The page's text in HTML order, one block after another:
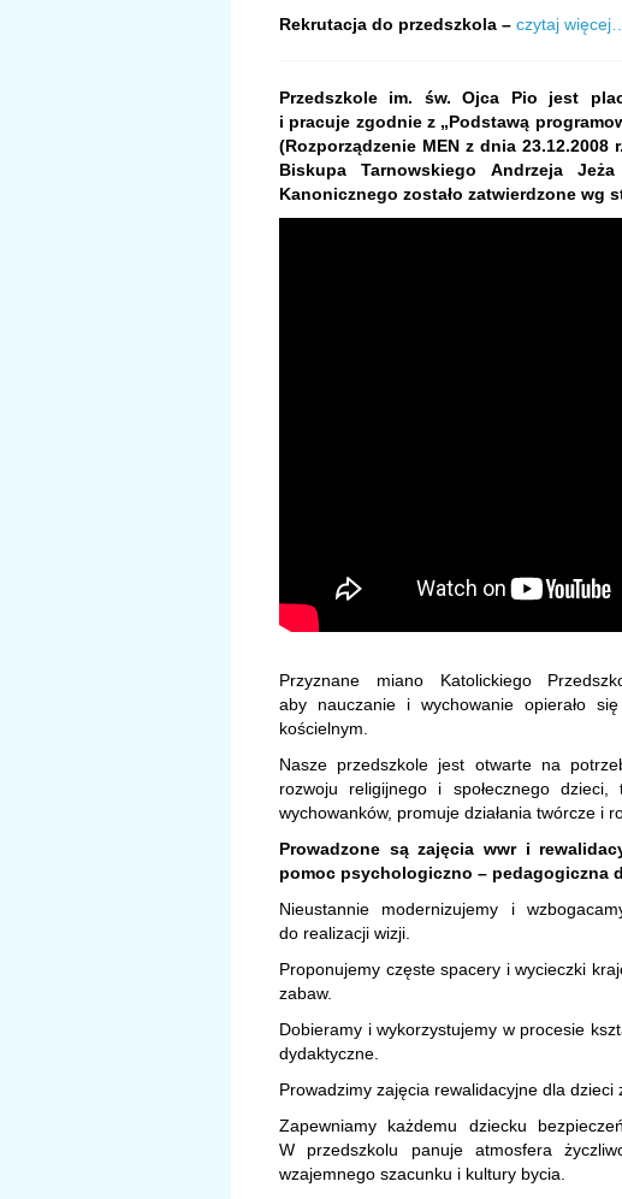
Rekrutacja do przedszkola – czytaj więcej…
Przedszkole im. św. Ojca Pio jest
i pracuje zgodnie z „Podstawą
(Rozporządzenie MEN z dnia 23.12.2008
Biskupa Tarnowskiego Andrzeja
Kanonicznego zostało zatwierdzone wg
Przyznane miano Katolickiego
aby nauczanie i wychowanie opierało
kościelnym.
Nasze przedszkole jest otwarte na
rozwoju religijnego i społecznego
wychowanków, promuje działania twórcze i
Prowadzone są zajęcia wwr i
pomoc psychologiczno – pedagogiczna
Nieustannie modernizujemy i
do realizacji wizji.
Proponujemy częste spacery i wycieczki
zabaw.
Dobieramy i wykorzystujemy w procesie
dydaktyczne.
Prowadzimy zajęcia rewalidacyjne dla dzieci
Zapewniamy każdemu dziecku
W przedszkolu panuje atmosfera
wzajemnego szacunku i kultury bycia.